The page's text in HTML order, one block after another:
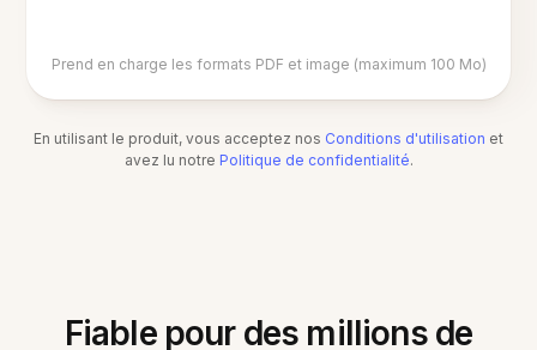
Prend en charge les formats PDF et image (maximum 100 Mo)
En utilisant le produit, vous acceptez nos Conditions d'utilisation et
avez lu notre Politique de confidentialité.
Fiable pour des millions de